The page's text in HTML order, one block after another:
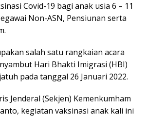
Covid-19 bagi anak usia 6 – 11
Non-ASN, Pensiunan serta
salah satu rangkaian acara
Hari Bhakti Imigrasi (HBI)
pada tanggal 26 Januari 2022.
Jenderal (Sekjen) Kemenkumham
kegiatan vaksinasi anak kali ini